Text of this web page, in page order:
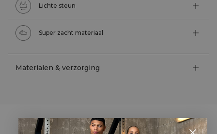
Lichte steun
Super zacht materiaal
Materialen & verzorging
STYLE WITH